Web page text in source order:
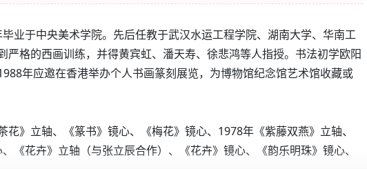
于中央美术学院。先后任教于武汉水运工程学院、湖南大学、华南工
格的西画训练，并得黄宾虹、潘天寿、徐悲鸿等人指授。书法初学欧阳
年应邀在香港举办个人书画篆刻展览，为博物馆纪念馆艺术馆收藏或
立轴、《篆书》镜心、《梅花》镜心、1978年《紫藤双燕》立轴、
《花卉》立轴（与张立辰合作）、《花卉》镜心、《韵乐明珠》镜心、